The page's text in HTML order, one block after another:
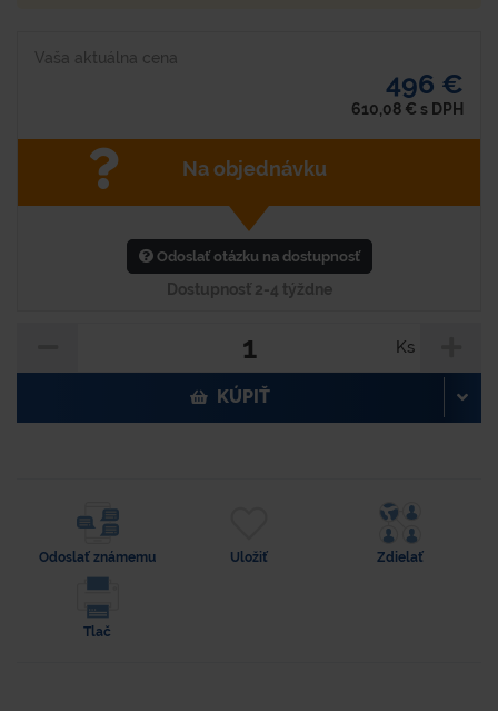
Vaša aktuálna cena
496 €
610,08 € s DPH
Na objednávku
Odoslať otázku na dostupnosť
Dostupnosť 2-4 týždne
Ks
KÚPIŤ
Odoslať známemu Uložiť Zdielať
Tlač